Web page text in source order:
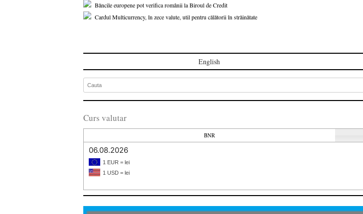
Băncile europene pot verifica românii la Biroul de Credit
Cardul Multicurrency, în zece valute, util pentru călătorii în străinătate
English
Curs valutar
BNR
06.08.2026
1 EUR = lei
1 USD = lei